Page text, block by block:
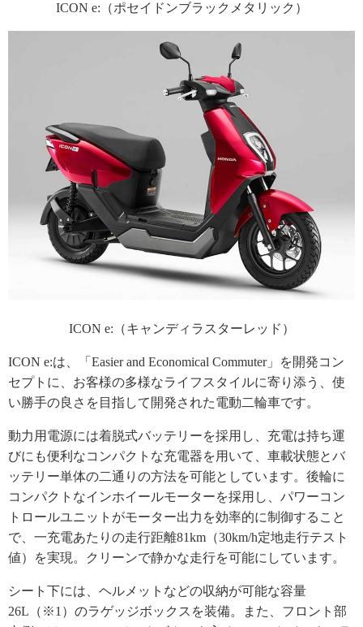
ICON e:（ポセイドンブラックメタリック）
ICON e:（キャンディラスターレッド）
ICON e:は、「Easier and Economical Commuter」を開発コン
セプトに、お客様の多様なライフスタイルに寄り添う、使
い勝手の良さを目指して開発された電動二輪車です。
動力用電源には着脱式バッテリーを採用し、充電は持ち運
びにも便利なコンパクトな充電器を用いて、車載状態とバ
ッテリー単体の二通りの方法を可能としています。後輪に
コンパクトなインホイールモーターを採用し、パワーコン
トロールユニットがモーター出力を効率的に制御すること
で、一充電あたりの走行距離81km（30km/h定地走行テスト
値）を実現。クリーンで静かな走行を可能にしています。
シート下には、ヘルメットなどの収納が可能な容量
26L（※1）のラゲッジボックスを装備。また、フロント部